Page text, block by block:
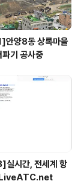
양8동 상록마을
기 공사중
시간, 전세계 항
LiveATC.net